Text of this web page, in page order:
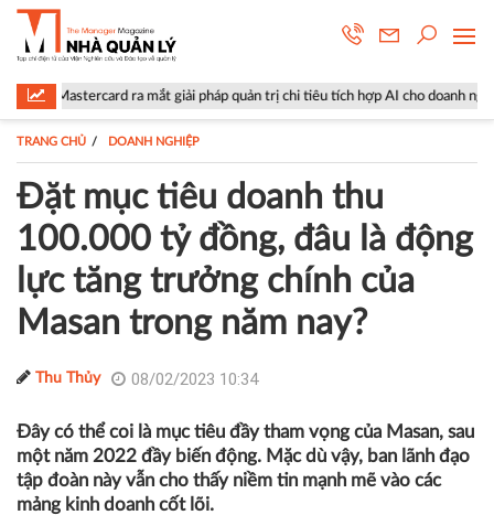
ra mắt giải pháp quản trị chi tiêu tích hợp AI cho doanh nghiệp Lộ
TRANG CHỦ DOANH NGHIỆP
Đặt mục tiêu doanh thu
100.000 tỷ đồng, đâu là động
lực tăng trưởng chính của
Masan trong năm nay?
Thu Thủy 08/02/2023 10:34
Đây có thể coi là mục tiêu đầy tham vọng của Masan, sau
một năm 2022 đầy biến động. Mặc dù vậy, ban lãnh đạo
tập đoàn này vẫn cho thấy niềm tin mạnh mẽ vào các
mảng kinh doanh cốt lõi.